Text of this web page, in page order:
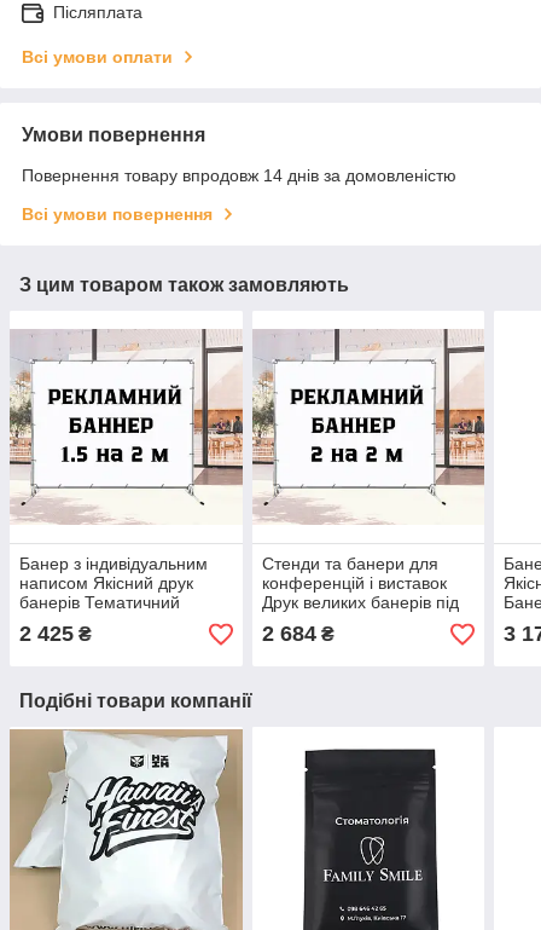
Післяплата
Всі умови оплати
Умови повернення
Повернення товару впродовж 14 днів за домовленістю
Всі умови повернення
З цим товаром також замовляють
Банер з індивідуальним
написом Якісний друк
банерів Тематичний
банер 1.5 на 2 м
Тематичний банер 1.5 на
2 425 ₴
Стенди та банери для
конференцій і виставок
Друк великих банерів під
замовлення 2 на 2 м
2 684₴
2 м
3
3
Подібні товари компанії